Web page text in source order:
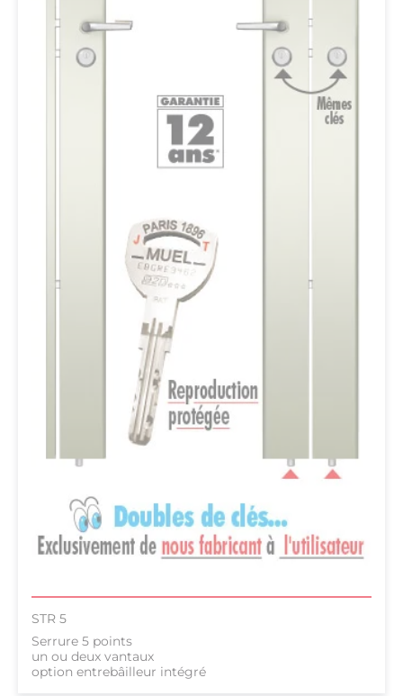
STR 5
Serrure 5 points
un ou deux vantaux
option entrebâilleur intégré